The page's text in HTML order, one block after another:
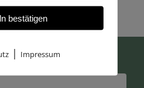
bestätigen
| Impressum